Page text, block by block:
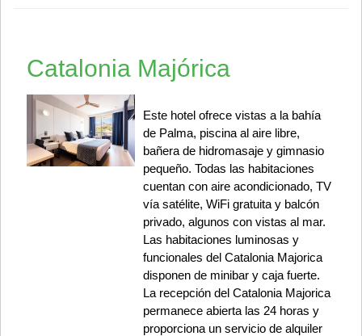
Catalonia Majórica
Este hotel ofrece vistas a la bahía
de Palma, piscina al aire libre,
bañera de hidromasaje y gimnasio
pequeño. Todas las habitaciones
cuentan con aire acondicionado, TV
vía satélite, WiFi gratuita y balcón
privado, algunos con vistas al mar.
Las habitaciones luminosas y
funcionales del Catalonia Majorica
disponen de minibar y caja fuerte.
La recepción del Catalonia Majorica
permanece abierta las 24 horas y
proporciona un servicio de alquiler